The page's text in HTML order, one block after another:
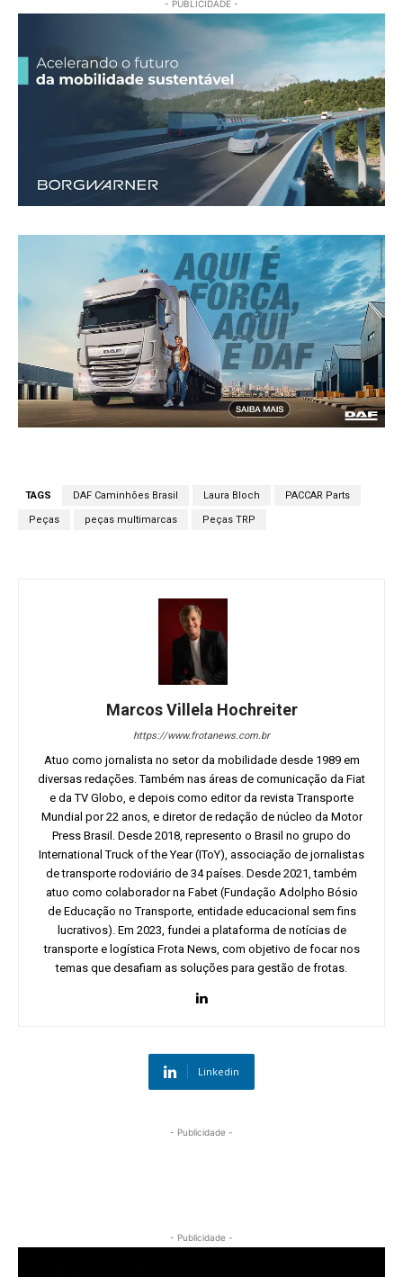
- PUBLICIDADE -
TAGS DAF Caminhões Brasil Laura Bloch PACCAR Parts
Peças peças multimarcas Peças TRP
Marcos Villela Hochreiter
https://www.frotanews.com.br
Atuo como jornalista no setor da mobilidade desde 1989 em
diversas redações. Também nas áreas de comunicação da Fiat
e da TV Globo, e depois como editor da revista Transporte
Mundial por 22 anos, e diretor de redação de núcleo da Motor
Press Brasil. Desde 2018, represento o Brasil no grupo do
International Truck of the Year (IToY), associação de jornalistas
de transporte rodoviário de 34 países. Desde 2021, também
atuo como colaborador na Fabet (Fundação Adolpho Bósio
de Educação no Transporte, entidade educacional sem fins
lucrativos). Em 2023, fundei a plataforma de notícias de
transporte e logística Frota News, com objetivo de focar nos
temas que desafiam as soluções para gestão de frotas.
Linkedin
- Publicidade -
- Publicidade -